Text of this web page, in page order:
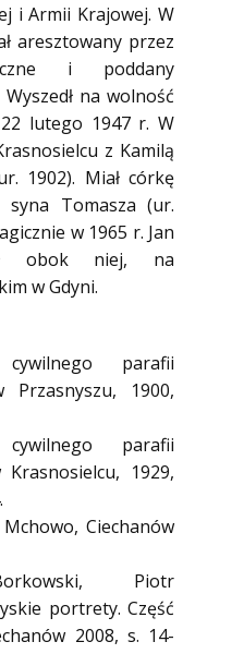
i Armii Krajowej. W
aresztowany przez
i poddany
na wolność
lutego 1947 r. W
z Kamilą
1902). Miał córkę
Tomasza (ur.
w 1965 r. Jan
obok niej, na
w Gdyni.
parafii
Przasnyszu, 1900,
parafii
1929,
Ciechanów
Piotr
portrety. Część
2008, s. 14-